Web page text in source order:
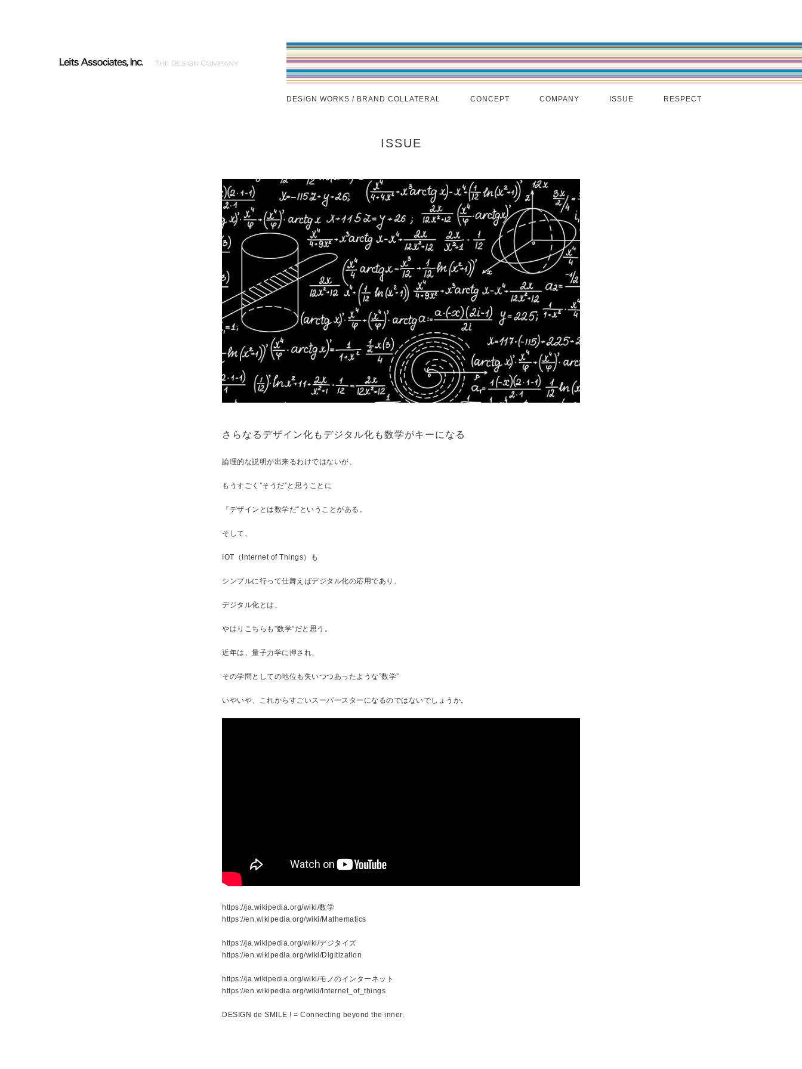
DESIGN WORKS / BRAND COLLATERAL CONCEPT COMPANY ISSUE RESPECT
ISSUE
さらなるデザイン化もデジタル化も数学がキーになる
論理的な説明が出来るわけではないが、
もうすごく”そうだ”と思うことに
『デザインとは数学だ”ということがある。
そして、
IOT（Internet of Things）も
シンプルに行って仕舞えばデジタル化の応用であり、
デジタル化とは、
やはりこちらも”数学”だと思う。
近年は、量子力学に押され、
その学問としての地位も失いつつあったような”数学”
いやいや、これからすごいスーパースターになるのではないでしょうか。
https://ja.wikipedia.org/wiki/数学
https://en.wikipedia.org/wiki/Mathematics
https://ja.wikipedia.org/wiki/デジタイズ
https://en.wikipedia.org/wiki/Digitization
https://ja.wikipedia.org/wiki/モノのインターネット
https://en.wikipedia.org/wiki/Internet_of_things
DESIGN de SMILE ! = Connecting beyond the inner.